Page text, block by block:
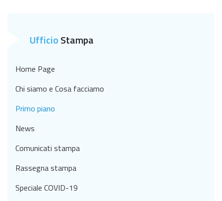
UfficioStampa
Home Page
Chi siamo e Cosa facciamo
Primo piano
News
Comunicati stampa
Rassegna stampa
Speciale COVID-19